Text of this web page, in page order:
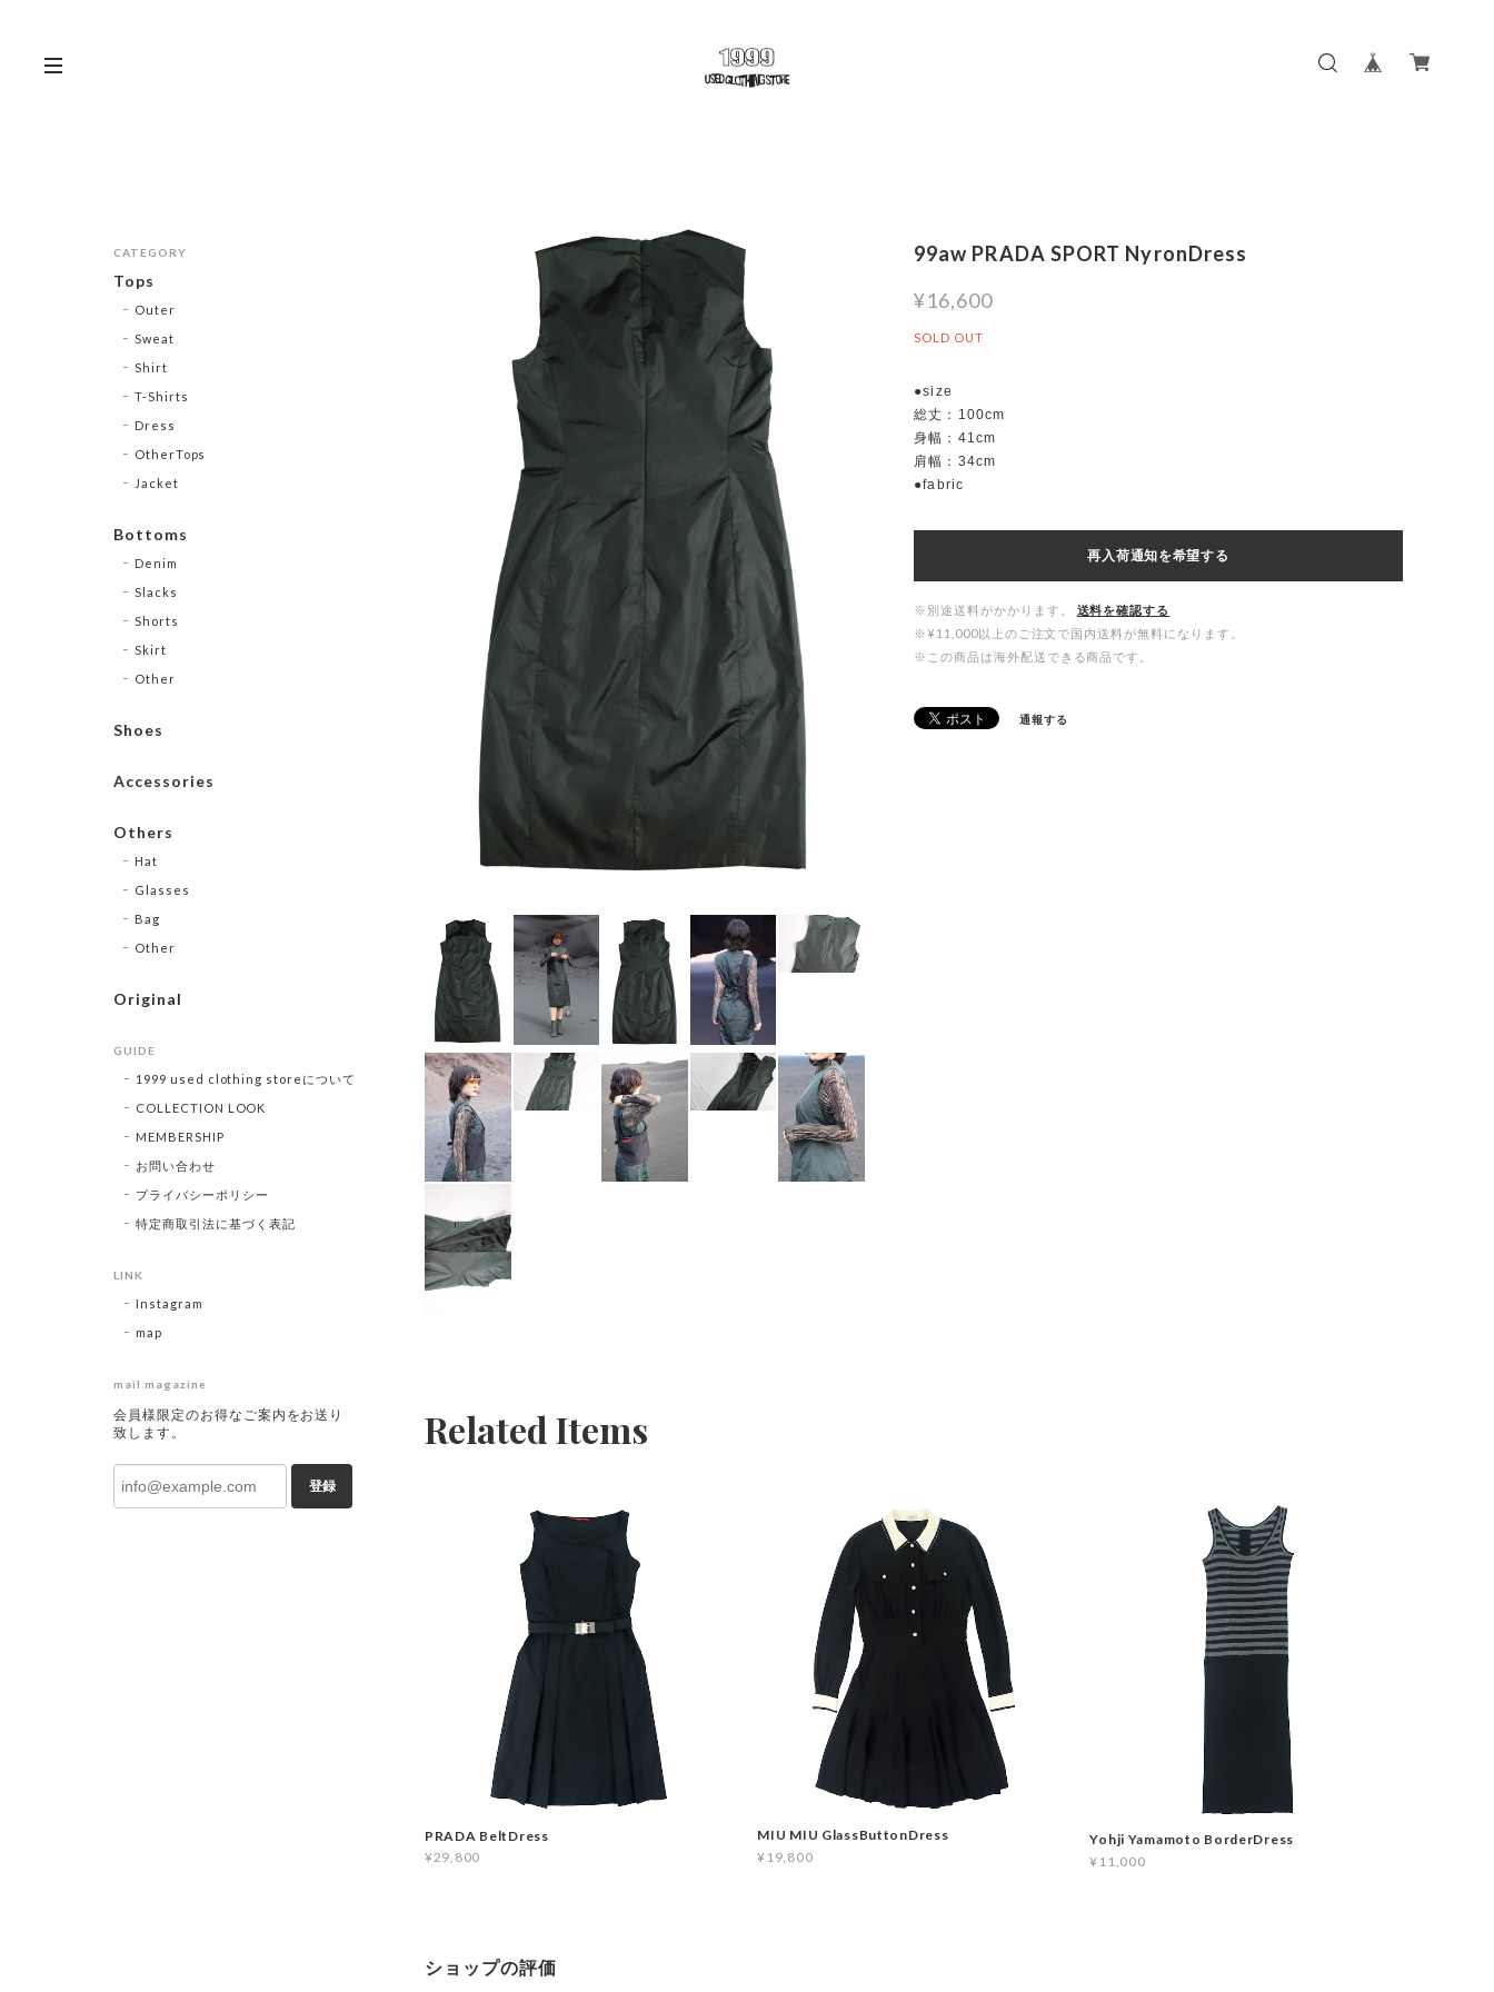
99aw PRADA SPORT NyronDress
¥16,600
SOLD OUT
●size
総丈：100cm
身幅：41cm
肩幅：34cm
●fabric
再入荷通知を希望する
※別途送料がかかります。
送料を確認する
※¥11,000以上のご注文で国内送料が無料になります。
※この商品は海外配送できる商品です。
通報する
Related Items
PRADA BeltDress
¥29,800
MIU MIU GlassButtonDress
¥19,800
Yohji Yamamoto BorderDress
¥11,000
ショップの評価
CATEGORY
Tops
Outer
Sweat
Shirt
T-Shirts
Dress
OtherTops
Jacket
Bottoms
Denim
Slacks
Shorts
Skirt
Other
Shoes
Accessories
Others
Hat
Glasses
Bag
Other
Original
GUIDE
1999 used clothing storeについて
COLLECTION LOOK
MEMBERSHIP
お問い合わせ
プライバシーポリシー
特定商取引法に基づく表記
LINK
Instagram
map
mail magazine
会員様限定のお得なご案内をお送り
致します。
登録